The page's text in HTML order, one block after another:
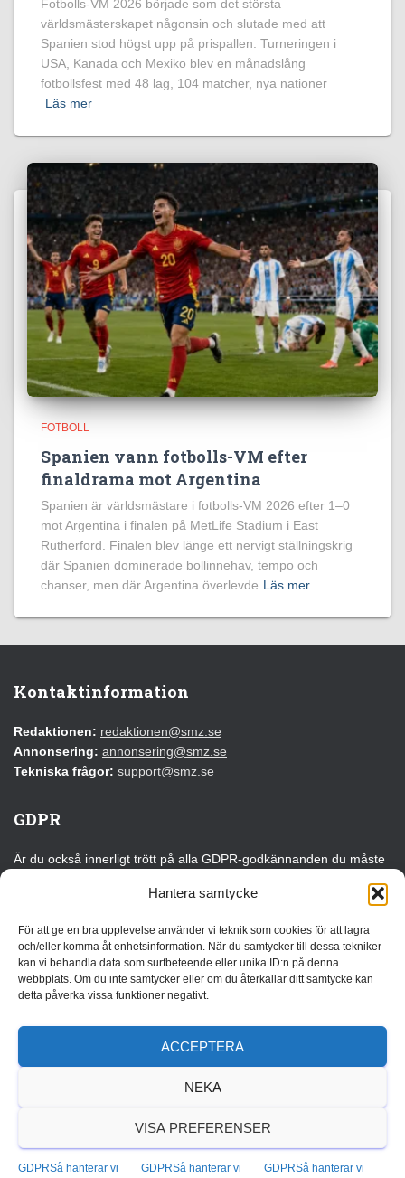
Hantera samtycke
För att ge en bra upplevelse använder vi teknik som cookies för att lagra
och/eller komma åt enhetsinformation. När du samtycker till dessa tekniker
kan vi behandla data som surfbeteende eller unika ID:n på denna
webbplats. Om du inte samtycker eller om du återkallar ditt samtycke kan
detta påverka vissa funktioner negativt.
ACCEPTERA
NEKA
VISA PREFERENSER
GDPRSå hanterar vi GDPRSå hanterar vi GDPRSå hanterar vi
Fotbolls-VM 2026 började som det största
världsmästerskapet någonsin och slutade med att
Spanien stod högst upp på prispallen. Turneringen i
USA, Kanada och Mexiko blev en månadslång
fotbollsfest med 48 lag, 104 matcher, nya nationer
Läs mer
FOTBOLL
Spanien vann fotbolls-VM efter
finaldrama mot Argentina
Spanien är världsmästare i fotbolls-VM 2026 efter 1–0
mot Argentina i finalen på MetLife Stadium i East
Rutherford. Finalen blev länge ett nervigt ställningskrig
där Spanien dominerade bollinnehav, tempo och
chanser, men där Argentina överlevde Läs mer
Kontaktinformation
Redaktionen: redaktionen@smz.se
Annonsering: annonsering@smz.se
Tekniska frågor: support@smz.se
GDPR
Är du också innerligt trött på alla GDPR-godkännanden du måste
Läs vår GDPR-information
Annonsera
Vi erbjuder flera olika annonslösningar som kan anpassas efter
målgrupp, budget och syfte. Oavsett om du vill bygga
varumärkeskännedom, driva trafik eller lyfta ett specifikt
erbjudande finns det flexibla alternativ som passar både kortare
kampanjer och långsiktiga samarbeten.